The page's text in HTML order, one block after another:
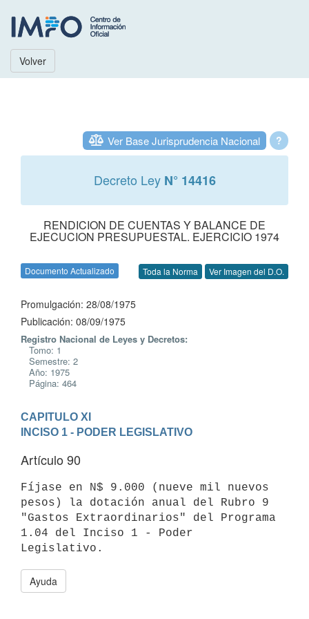
Volver
?
Ver Base Jurisprudencia Nacional
Decreto Ley N° 14416
RENDICION DE CUENTAS Y BALANCE DE
EJECUCION PRESUPUESTAL. EJERCICIO 1974
Documento Actualizado Toda la Norma Ver Imagen del D.O.
Promulgación: 28/08/1975
Publicación: 08/09/1975
Registro Nacional de Leyes y Decretos:
Tomo: 1
Semestre: 2
Año: 1975
Página: 464
CAPITULO XI
INCISO 1 - PODER LEGISLATIVO
Artículo 90
Fíjase en N$ 9.000 (nueve mil nuevos
pesos) la dotación anual del Rubro 9
"Gastos Extraordinarios" del Programa
1.04 del Inciso 1 - Poder
Ayuda